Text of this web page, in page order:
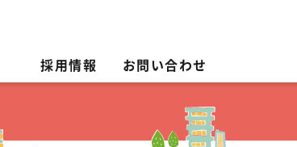
採用情報 お問い合わせ